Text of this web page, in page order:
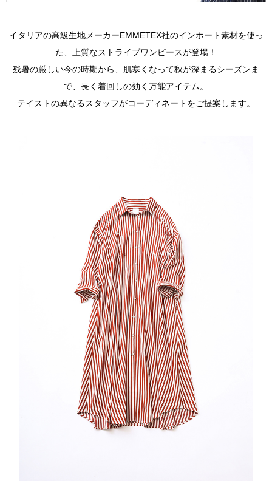
イタリアの高級生地メーカーEMMETEX社のインポート素材を使っ
た、上質なストライプワンピースが登場！
残暑の厳しい今の時期から、肌寒くなって秋が深まるシーズンま
で、長く着回しの効く万能アイテム。
テイストの異なるスタッフがコーディネートをご提案します。